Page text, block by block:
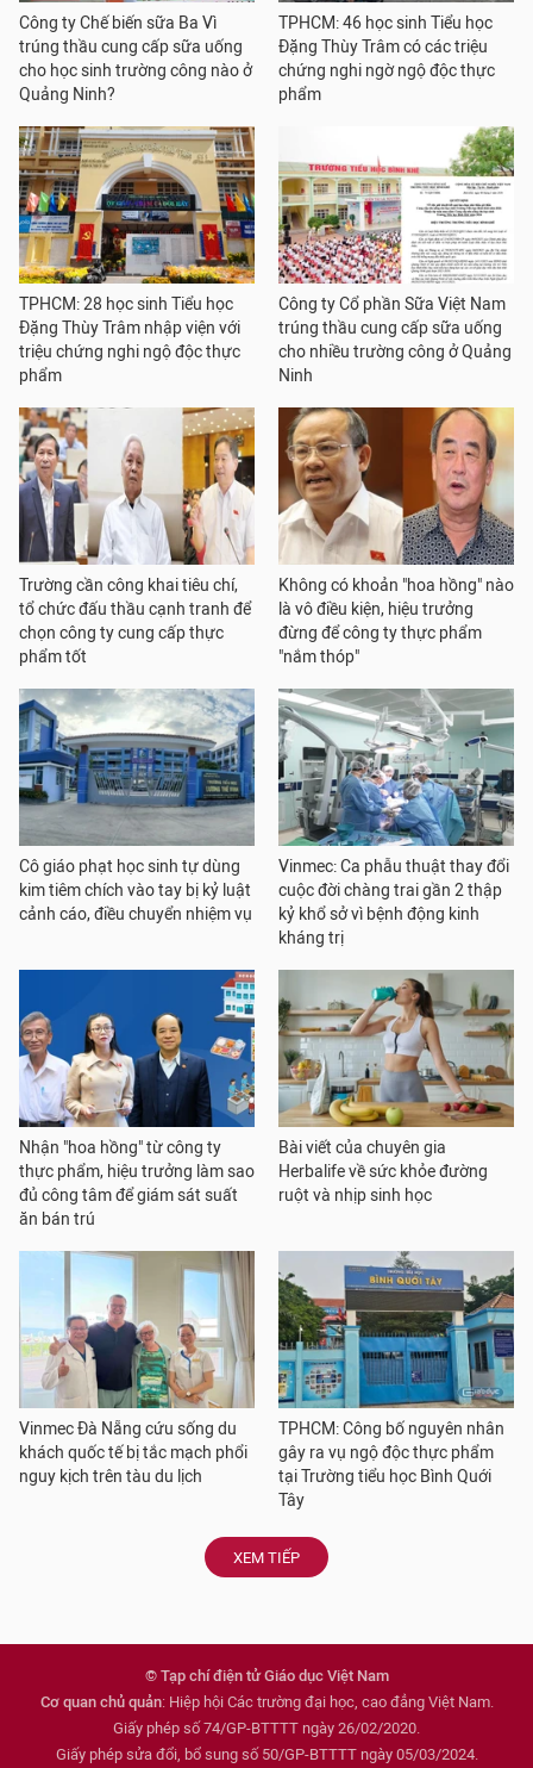
Công ty Chế biến sữa Ba Vì
trúng thầu cung cấp sữa uống
cho học sinh trường công nào ở
Quảng Ninh?
TPHCM: 46 học sinh Tiểu học
Đặng Thùy Trâm có các triệu
chứng nghi ngờ ngộ độc thực
phẩm
TPHCM: 28 học sinh Tiểu học
Đặng Thùy Trâm nhập viện với
triệu chứng nghi ngộ độc thực
phẩm
Công ty Cổ phần Sữa Việt Nam
trúng thầu cung cấp sữa uống
cho nhiều trường công ở Quảng
Ninh
Trường cần công khai tiêu chí,
tổ chức đấu thầu cạnh tranh để
chọn công ty cung cấp thực
phẩm tốt
Không có khoản "hoa hồng" nào
là vô điều kiện, hiệu trưởng
đừng để công ty thực phẩm
"nắm thóp"
Cô giáo phạt học sinh tự dùng
kim tiêm chích vào tay bị kỷ luật
cảnh cáo, điều chuyển nhiệm vụ
Vinmec: Ca phẫu thuật thay đổi
cuộc đời chàng trai gần 2 thập
kỷ khổ sở vì bệnh động kinh
kháng trị
Nhận "hoa hồng" từ công ty
thực phẩm, hiệu trưởng làm sao
đủ công tâm để giám sát suất
ăn bán trú
Bài viết của chuyên gia
Herbalife về sức khỏe đường
ruột và nhịp sinh học
Vinmec Đà Nẵng cứu sống du
khách quốc tế bị tắc mạch phổi
nguy kịch trên tàu du lịch
TPHCM: Công bố nguyên nhân
gây ra vụ ngộ độc thực phẩm
tại Trường tiểu học Bình Quới
Tây
XEM TIẾP
© Tạp chí điện tử Giáo dục Việt Nam
Cơ quan chủ quản: Hiệp hội Các trường đại học, cao đẳng Việt Nam.
Giấy phép số 74/GP-BTTTT ngày 26/02/2020.
Giấy phép sửa đổi, bổ sung số 50/GP-BTTTT ngày 05/03/2024.